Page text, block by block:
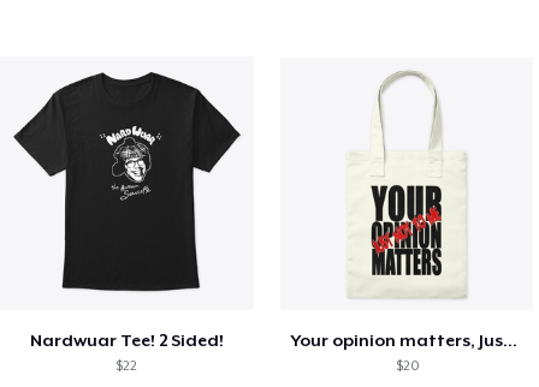
Nardwuar Tee! 2 Sided!
$22
Your opinion matters, Just not to me!
$20